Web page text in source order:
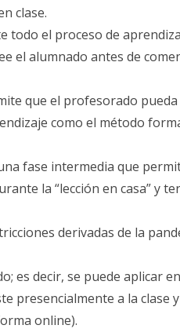
clase.
todo el proceso de
el alumnado antes de
que el profesorado
como el método
fase intermedia que
la “lección en casa” y
derivadas de la
es decir, se puede aplicar
presencialmente a la clase y
online).